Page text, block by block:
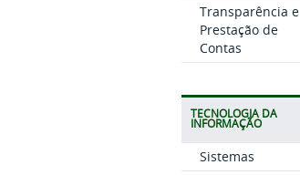
Transparência e
Prestação de
Contas
TECNOLOGIA DA
INFORMAÇÃO
Sistemas